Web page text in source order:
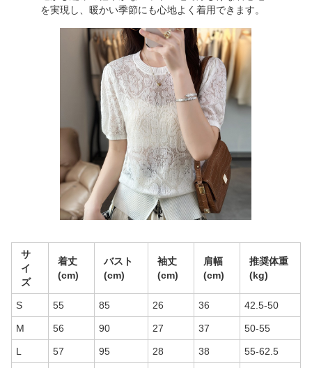
を実現し、暖かい季節にも心地よく着用できます。
サ
イ
ズ
着丈
(cm)
バスト
(cm)
袖丈
(cm)
肩幅
(cm)
推奨体重
(kg)
S 55 85 26 36 42.5-50
M 56 90 27 37 50-55
L 57 95 28 38 55-62.5